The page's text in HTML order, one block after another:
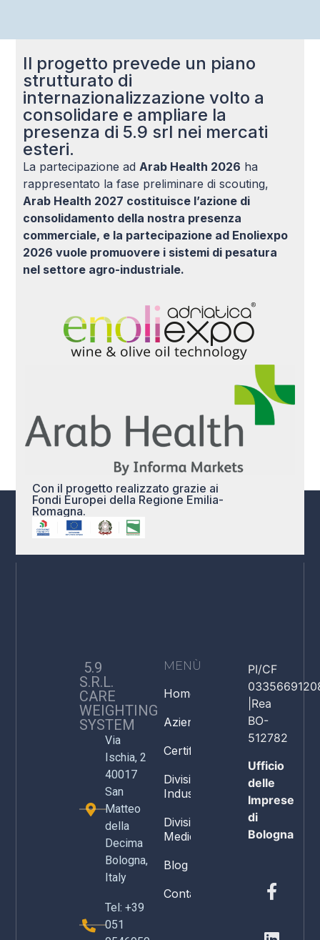
blank
Il progetto prevede un piano
strutturato di
internazionalizzazione volto a
consolidare e ampliare la
presenza di 5.9 srl nei mercati
esteri.
La partecipazione ad Arab Health 2026 ha
rappresentato la fase preliminare di scouting,
Arab Health 2027 costituisce l’azione di
consolidamento della nostra presenza
commerciale, e la partecipazione ad Enoliexpo
2026 vuole promuovere i sistemi di pesatura
nel settore agro-industriale.
Con il progetto realizzato grazie ai
Fondi Europei della Regione Emilia-
Romagna.
5.9
S.R.L.
CARE
WEIGHTING
SYSTEM
Via
Ischia, 2
40017
San
Matteo
della
Decima
Bologna,
Italy
Tel: +39
051
MENÙ
Home
Azienda
Certificazioni
Divisione
Industria
Divisione
Medicale
Blog
Contatti
PI/CF
|Rea
BO-
512782
Ufficio
delle
Imprese
di
Bologna